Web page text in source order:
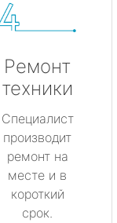
Ремонт
техники
Специалист
производит
ремонт на
месте и в
короткий
срок.